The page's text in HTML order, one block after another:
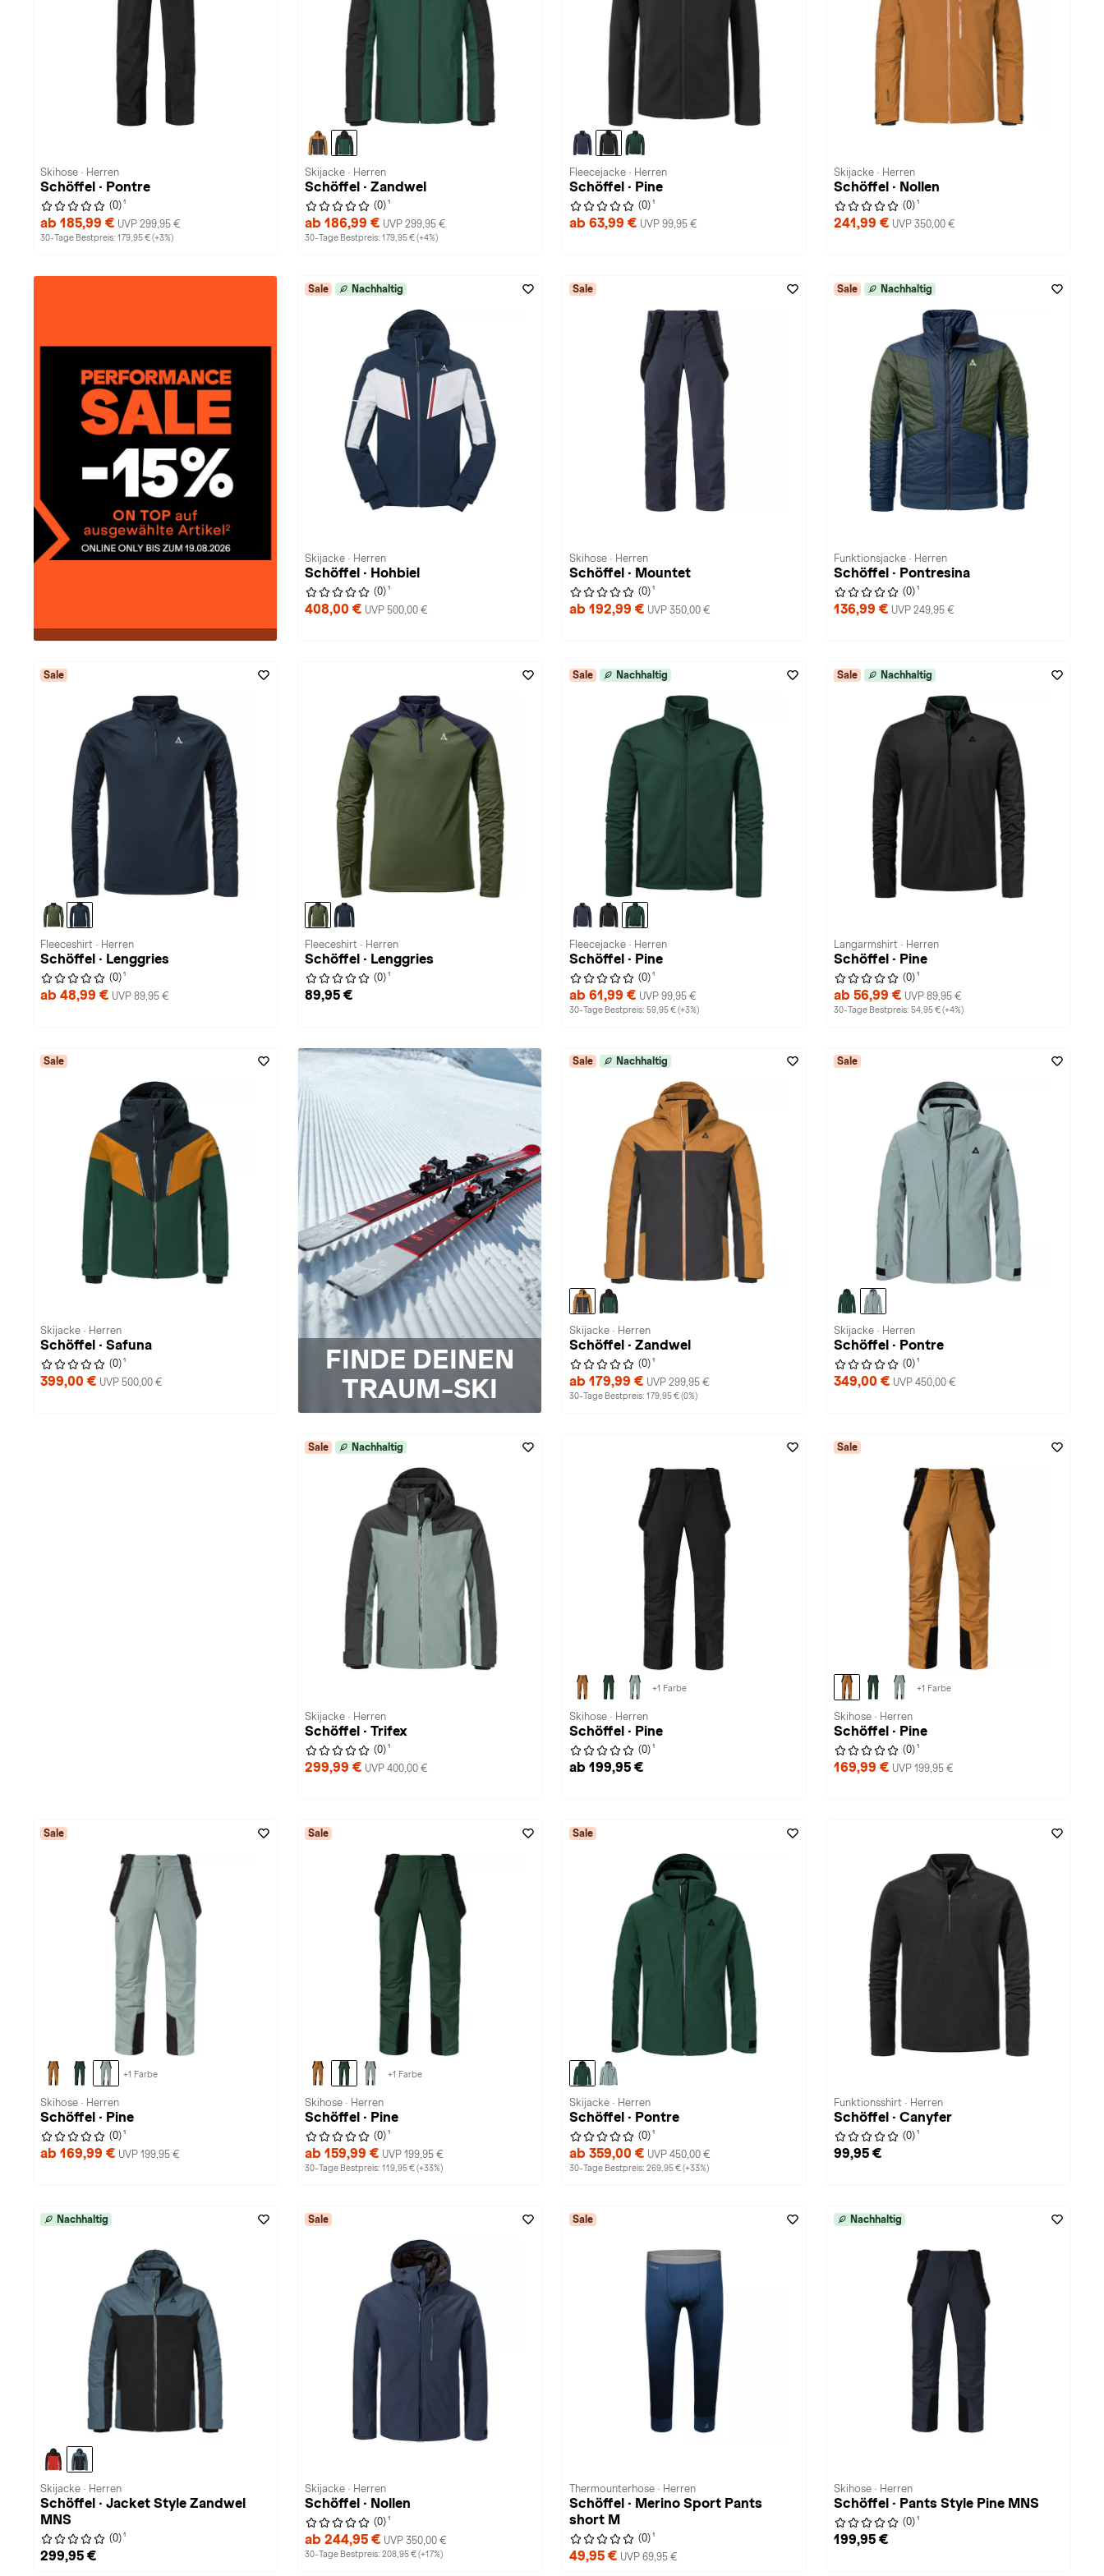
Skihose · Herren
Schöffel · Pontre
(0) 1
ab 185,99 € UVP 299,95 €
30-Tage Bestpreis: 179,95 € (+3%)
Skijacke · Herren
Schöffel · Zandwel
(0) 1
ab 186,99 € UVP 299,95 €
30-Tage Bestpreis: 179,95 € (+4%)
Fleecejacke · Herren
Schöffel · Pine
(0) 1
ab 63,99 € UVP 99,95 €
Skijacke · Herren
Schöffel · Nollen
(0) 1
241,99 € UVP 350,00 €
Sale Nachhaltig
Skijacke · Herren
Schöffel · Hohbiel
(0) 1
408,00 € UVP 500,00 €
Sale
Skihose · Herren
Schöffel · Mountet
(0) 1
ab 192,99 € UVP 350,00 €
Sale Nachhaltig
Funktionsjacke · Herren
Schöffel · Pontresina
(0) 1
136,99 € UVP 249,95 €
Sale
Fleeceshirt · Herren
Schöffel · Lenggries
(0) 1
ab 48,99 € UVP 89,95 €
Fleeceshirt · Herren
Schöffel · Lenggries
(0) 1
89,95 €
Sale Nachhaltig
Fleecejacke · Herren
Schöffel · Pine
(0) 1
ab 61,99 € UVP 99,95 €
30-Tage Bestpreis: 59,95 € (+3%)
Sale Nachhaltig
Langarmshirt · Herren
Schöffel · Pine
(0) 1
ab 56,99 € UVP 89,95 €
30-Tage Bestpreis: 54,95 € (+4%)
Sale
Skijacke · Herren
Schöffel · Safuna
(0) 1
399,00 € UVP 500,00 €
FINDE DEINEN
TRAUM-SKI
Sale Nachhaltig
Skijacke · Herren
Schöffel · Zandwel
(0) 1
ab 179,99 € UVP 299,95 €
30-Tage Bestpreis: 179,95 € (0%)
Sale
Skijacke · Herren
Schöffel · Pontre
(0) 1
349,00 € UVP 450,00 €
Sale Nachhaltig
Skijacke · Herren
Schöffel · Trifex
(0) 1
299,99 € UVP 400,00 €
+1 Farbe
Skihose · Herren
Schöffel · Pine
(0) 1
ab 199,95 €
Sale
+1 Farbe
Skihose · Herren
Schöffel · Pine
(0) 1
169,99 € UVP 199,95 €
Sale
+1 Farbe
Skihose · Herren
Schöffel · Pine
(0) 1
ab 169,99 € UVP 199,95 €
Sale
+1 Farbe
Skihose · Herren
Schöffel · Pine
(0) 1
ab 159,99 € UVP 199,95 €
30-Tage Bestpreis: 119,95 € (+33%)
Sale
Skijacke · Herren
Schöffel · Pontre
(0) 1
ab 359,00 € UVP 450,00 €
30-Tage Bestpreis: 269,95 € (+33%)
Funktionsshirt · Herren
Schöffel · Canyfer
(0) 1
99,95 €
Nachhaltig
Skijacke · Herren
Schöffel · Jacket Style Zandwel
MNS
(0) 1
299,95 €
Sale
Skijacke · Herren
Schöffel · Nollen
(0) 1
ab 244,95 € UVP 350,00 €
30-Tage Bestpreis: 208,95 € (+17%)
Sale
Thermounterhose · Herren
Schöffel · Merino Sport Pants
short M
(0) 1
49,95 € UVP 69,95 €
Nachhaltig
Skihose · Herren
Schöffel · Pants Style Pine MNS
(0) 1
199,95 €